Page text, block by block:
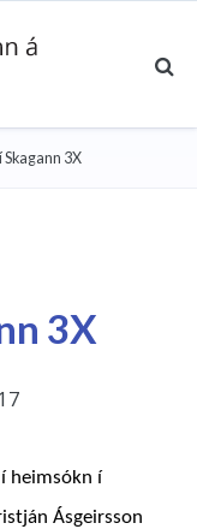
Skagann 3X
3X
heimsókn í
Ásgeirsson